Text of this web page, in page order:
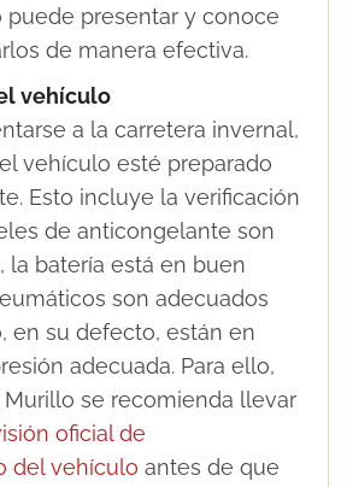
puede presentar y conoce
de manera efectiva.
vehículo
a la carretera invernal,
vehículo esté preparado
Esto incluye la verificación
de anticongelante son
la batería está en buen
son adecuados
en su defecto, están en
adecuada. Para ello,
Murillo se recomienda llevar
oficial de
del vehículo antes de que